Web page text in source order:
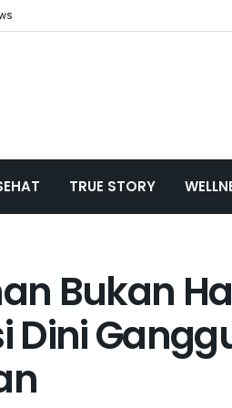
TRUE STORY
Bukan
Dini